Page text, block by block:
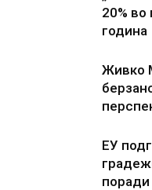
20%
година
Живко
ЕУ